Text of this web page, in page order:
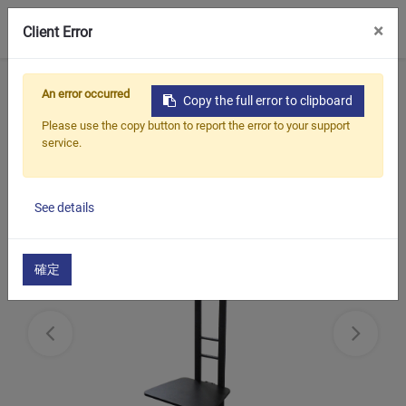
ホーム 製品
モバイルテレビカート
モバイルテレビカート
Client Error ×
Copy the full error to clipboard
An error occurred
Please use the copy button to report the error to your support
service.
See details
確定